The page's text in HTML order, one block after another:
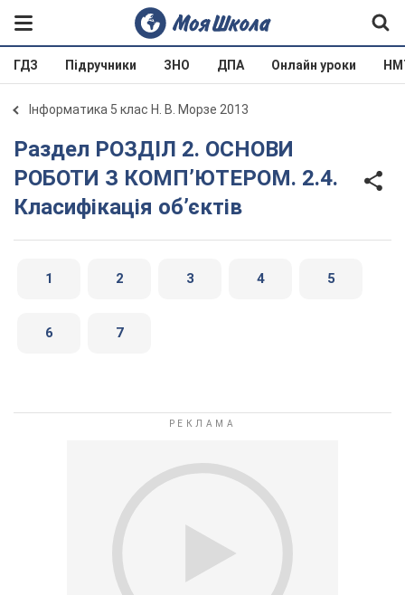
ГДЗ Підручники ЗНО ДПА Онлайн уроки
Інформатика 5 клас Н. В. Морзе 2013
Раздел РОЗДІЛ 2. ОСНОВИ
РОБОТИ З КОМП’ЮТЕРОМ. 2.4.
Класифікація об’єктів
1 2 3 4 5
6 7